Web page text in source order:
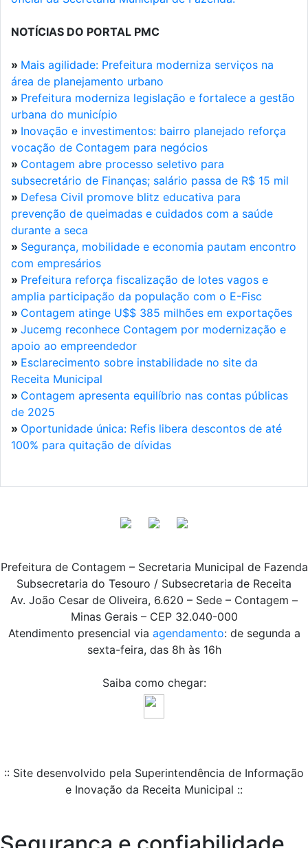
NOTÍCIAS DO PORTAL PMC
» Mais agilidade: Prefeitura moderniza serviços na
área de planejamento urbano
» Prefeitura moderniza legislação e fortalece a gestão
urbana do município
» Inovação e investimentos: bairro planejado reforça
vocação de Contagem para negócios
» Contagem abre processo seletivo para
subsecretário de Finanças; salário passa de R$ 15 mil
» Defesa Civil promove blitz educativa para
prevenção de queimadas e cuidados com a saúde
durante a seca
» Segurança, mobilidade e economia pautam encontro
com empresários
» Prefeitura reforça fiscalização de lotes vagos e
amplia participação da população com o E-Fisc
» Contagem atinge U$$ 385 milhões em exportações
» Jucemg reconhece Contagem por modernização e
apoio ao empreendedor
» Esclarecimento sobre instabilidade no site da
Receita Municipal
» Contagem apresenta equilíbrio nas contas públicas
de 2025
» Oportunidade única: Refis libera descontos de até
100% para quitação de dívidas
Prefeitura de Contagem – Secretaria Municipal de Fazenda
Subsecretaria do Tesouro / Subsecretaria de Receita
Av. João Cesar de Oliveira, 6.620 – Sede – Contagem –
Minas Gerais – CEP 32.040-000
Atendimento presencial via agendamento: de segunda a
sexta-feira, das 8h às 16h
Saiba como chegar:
:: Site desenvolvido pela Superintendência de Informação
e Inovação da Receita Municipal ::